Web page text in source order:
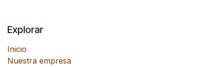
Explorar
Inicio
Nuestra empresa